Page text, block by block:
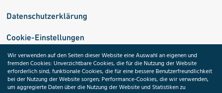
Datenschutzerklärung
Cookie-Einstellungen
Medizininformatik-Initiative
Wir verwenden auf den Seiten dieser Website eine Auswahl an eigenen und
fremden Cookies: Unverzichtbare Cookies, die für die Nutzung der Website
erforderlich sind; funktionale Cookies, die für eine bessere Benutzerfreundlichkeit
bei der Nutzung der Website sorgen; Performance-Cookies, die wir verwenden,
um aggregierte Daten über die Nutzung der Website und Statistiken zu